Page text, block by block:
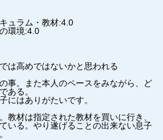
ュラム・教材:4.0
環境:4.0
は高めではないかと思われる
事。また本人のペースをみながら、ど
ある。
にはありがたいです。
教材は指定された教材を買いに行き、
いる。やり遂げることの出来ない息子